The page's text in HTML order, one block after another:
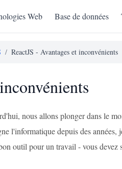
Web Base de données
/ ReactJS - Avantages et inconvénients
nous allons plonger dans le
l'informatique depuis des
outil pour un travail - vous